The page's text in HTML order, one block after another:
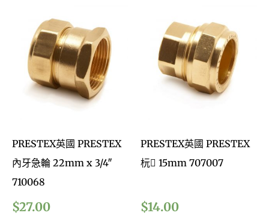
PRESTEX英國 PRESTEX
內牙急輪 22mm x 3/4″
710068
$27.00
PRESTEX英國 PRESTEX
杬 15mm 707007
$14.00